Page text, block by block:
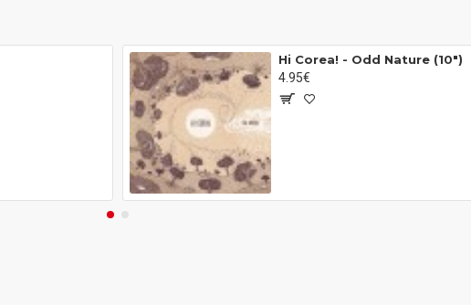
Hi Corea! - Odd Nature (10")
4.95€